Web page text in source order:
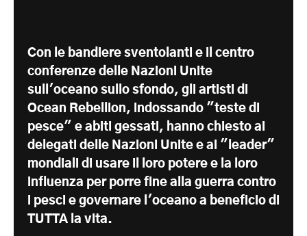
Con le bandiere sventolanti e il centro
conferenze delle Nazioni Unite
sull'oceano sullo sfondo, gli artisti di
Ocean Rebellion, indossando "teste di
pesce" e abiti gessati, hanno chiesto ai
delegati delle Nazioni Unite e ai "leader"
mondiali di usare il loro potere e la loro
influenza per porre fine alla guerra contro
i pesci e governare l'oceano a beneficio di
TUTTA la vita.